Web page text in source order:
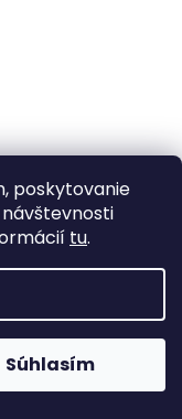
poskytovanie
tu.
Súhlasím